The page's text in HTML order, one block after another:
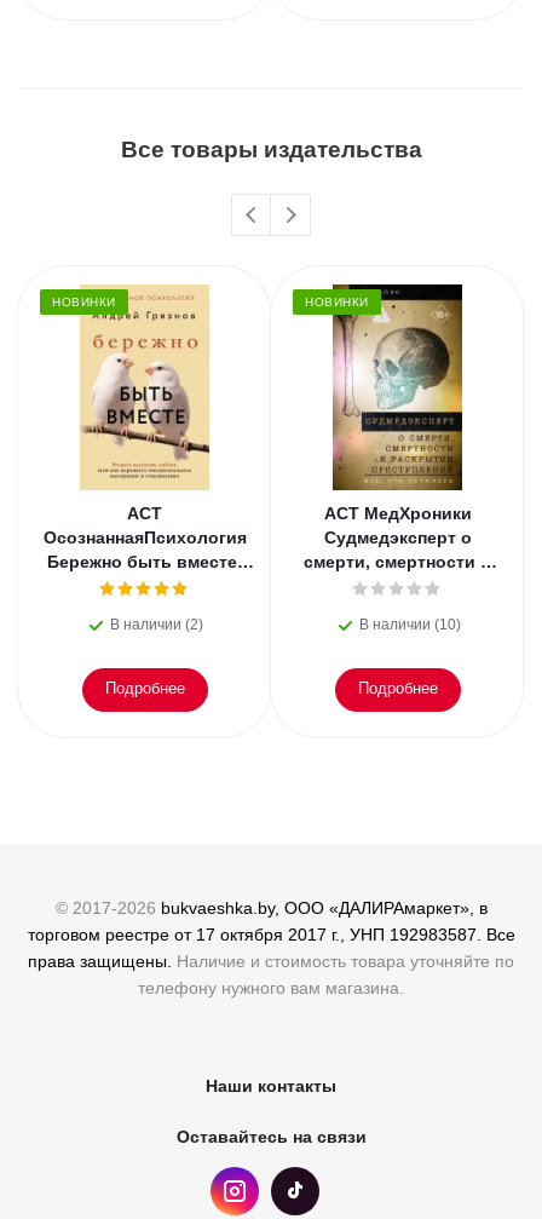
Все товары издательства
НОВИНКИ
АСТ
ОсознаннаяПсихология
Бережно быть вместе.
Второе дыхание любви,
эмоциональное
В наличии (2)
Подробнее
НОВИНКИ
АСТ МедХроники
Судмедэксперт о
смерти, смертности и
раскрытии
осталось. Блэк
В наличии (10)
Подробнее
© 2017-2026 bukvaeshka.by, ООО «ДАЛИРАмаркет», в
торговом реестре от 17 октября 2017 г., УНП 192983587. Все
права защищены. Наличие и стоимость товара уточняйте по
телефону нужного вам магазина.
Наши контакты
Оставайтесь на связи